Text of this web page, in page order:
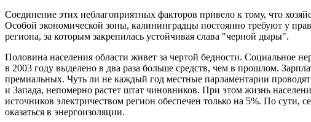
Соединение этих неблагоприятных факторов привело к тому, что
Особой экономической зоны, калининградцы постоянно требуют у
региона, за которым закрепилась устойчивая слава "черной дыры".
Половина населения области живет за чертой бедности. Социальное
в 2003 году выделено в два раза больше средств, чем в прошлом.
премиальных. Чуть ли не каждый год местные парламентарии
и Запада, непомерно растет штат чиновников. При этом жизнь
источников электричеством регион обеспечен только на 5%. По
оказаться в энергоизоляции.